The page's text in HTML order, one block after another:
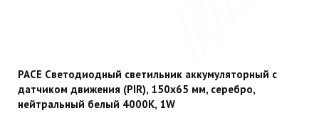
PACE Светодиодный светильник аккумуляторный с
датчиком движения (PIR), 150х65 мм, серебро,
нейтральный белый 4000К, 1W